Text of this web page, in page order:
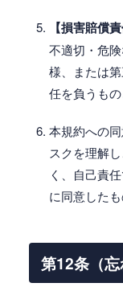
【損害賠償責
不適切・危
様、または
任を負うもの
本規約への
スクを理解
く、自己責
に同意したも
第12条（忘